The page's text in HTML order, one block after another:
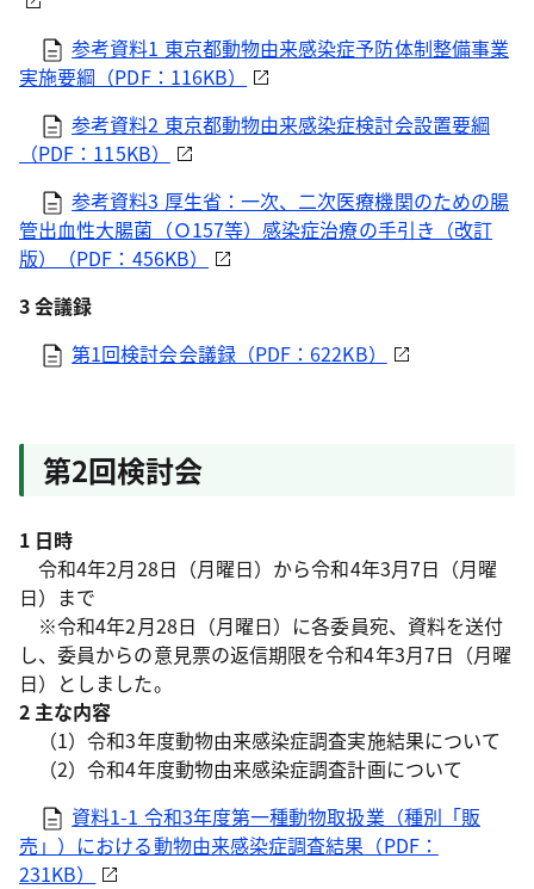
参考資料1 東京都動物由来感染症予防体制整備事業
実施要綱（PDF：116KB）
参考資料2 東京都動物由来感染症検討会設置要綱
（PDF：115KB）
参考資料3 厚生省：一次、二次医療機関のための腸
管出血性大腸菌（Ｏ157等）感染症治療の手引き（改訂
版）（PDF：456KB）
3 会議録
第1回検討会会議録（PDF：622KB）
第2回検討会
1 日時
令和4年2月28日（月曜日）から令和4年3月7日（月曜
日）まで
※令和4年2月28日（月曜日）に各委員宛、資料を送付
し、委員からの意見票の返信期限を令和4年3月7日（月曜
日）としました。
2 主な内容
（1）令和3年度動物由来感染症調査実施結果について
（2）令和4年度動物由来感染症調査計画について
資料1-1 令和3年度第一種動物取扱業（種別「販
売」）における動物由来感染症調査結果（PDF：
231KB）